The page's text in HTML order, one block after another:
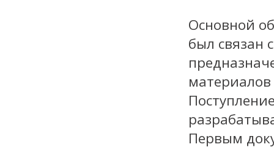
Основной
был связан
Первым